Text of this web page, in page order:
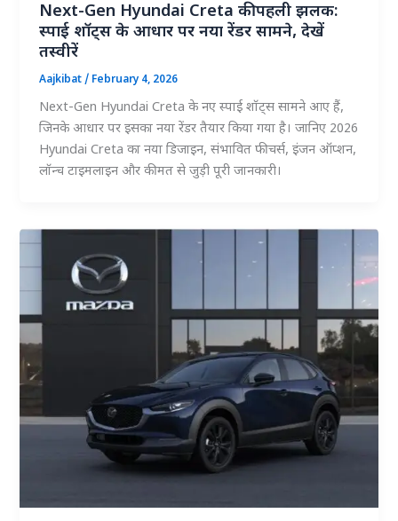
Next-Gen Hyundai Creta की पहली झलक:
स्पाई शॉट्स के आधार पर नया रेंडर सामने, देखें
तस्वीरें
Aajkibat/ February 4, 2026
Next-Gen Hyundai Creta के नए स्पाई शॉट्स सामने आए हैं,
जिनके आधार पर इसका नया रेंडर तैयार किया गया है। जानिए 2026
Hyundai Creta का नया डिजाइन, संभावित फीचर्स, इंजन ऑप्शन,
लॉन्च टाइमलाइन और कीमत से जुड़ी पूरी जानकारी।